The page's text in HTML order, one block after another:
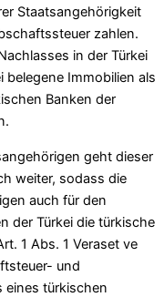
Staatsangehörigkeit
zahlen.
in der Türkei
Immobilien als
Banken der
geht dieser
weiter, sodass die
auch für den
der Türkei die türkische
1 Abs. 1 Veraset ve
und
eines türkischen